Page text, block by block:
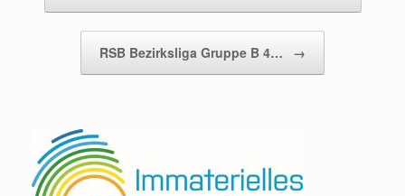
RSB Bezirksliga Gruppe B 4… →